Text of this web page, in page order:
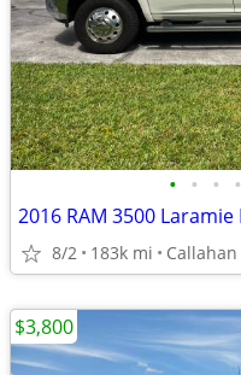
• • • •
8/2 183k mi Callahan
$3,800